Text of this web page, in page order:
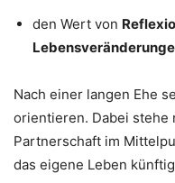
den Wert von
Nach einer langen Ehe
orientieren. Dabei stehe
Partnerschaft im
das eigene Leben